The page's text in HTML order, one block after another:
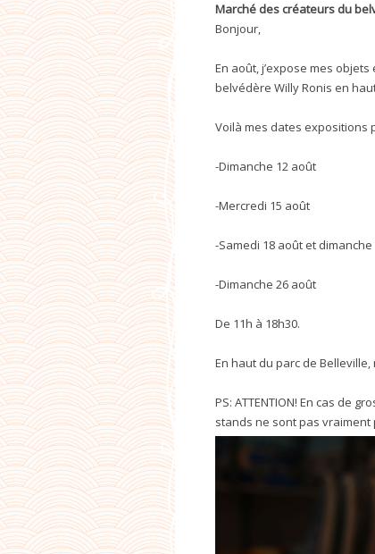
Marché des créateurs du
Bonjour,
En août, j’expose mes
belvédère Willy Ronis en
Voilà mes dates expositions
-Dimanche 12 août
-Mercredi 15 août
-Samedi 18 août et
-Dimanche 26 août
De 11h à 18h30.
En haut du parc de
PS: ATTENTION! En cas de
stands ne sont pas vraiment